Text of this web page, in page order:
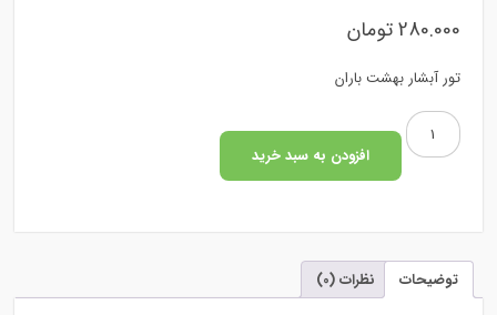
280.000تومان
تور آبشار بهشت باران
تور
آبشار
بهشت
افزودن به سبد خرید
توضیحات نظرات (0)